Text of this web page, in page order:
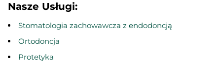
Nasze Usługi:
Stomatologia zachowawcza z endodoncją
Ortodoncja
Protetyka